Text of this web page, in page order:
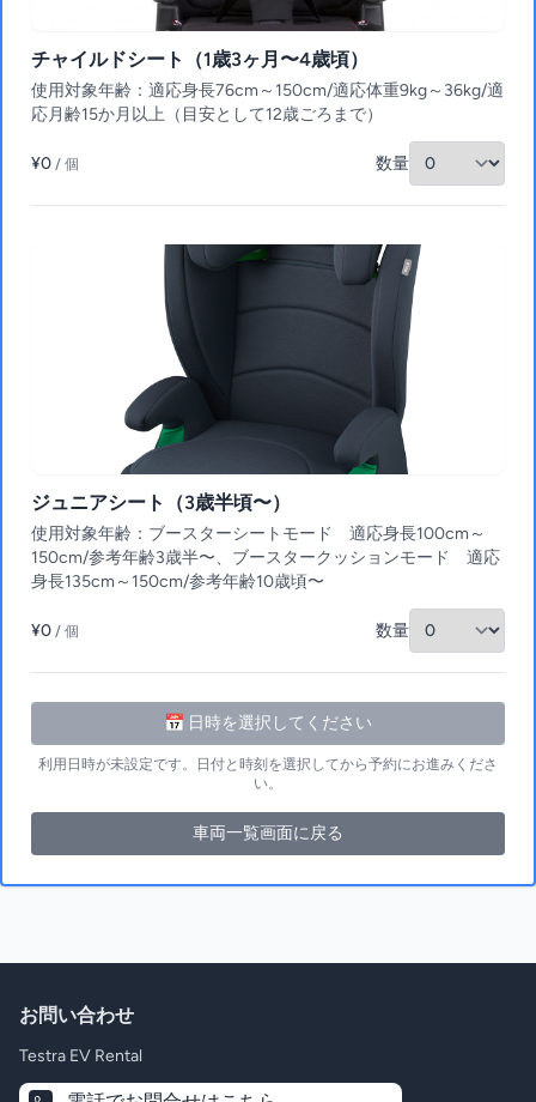
チャイルドシート（1歳3ヶ月〜4歳頃）
使用対象年齢：適応身長76cm～150cm/適応体重9kg～36kg/適
応月齢15か月以上（目安として12歳ごろまで）
¥0 / 個 数量
ジュニアシート（3歳半頃〜）
使用対象年齢：ブースターシートモード 適応身長100cm～
150cm/参考年齢3歳半〜、ブースタークッションモード 適応
身長135cm～150cm/参考年齢10歳頃〜
¥0 / 個 数量
📅 日時を選択してください
利用日時が未設定です。日付と時刻を選択してから予約にお進みくださ
い。
車両一覧画面に戻る
お問い合わせ
Testra EV Rental